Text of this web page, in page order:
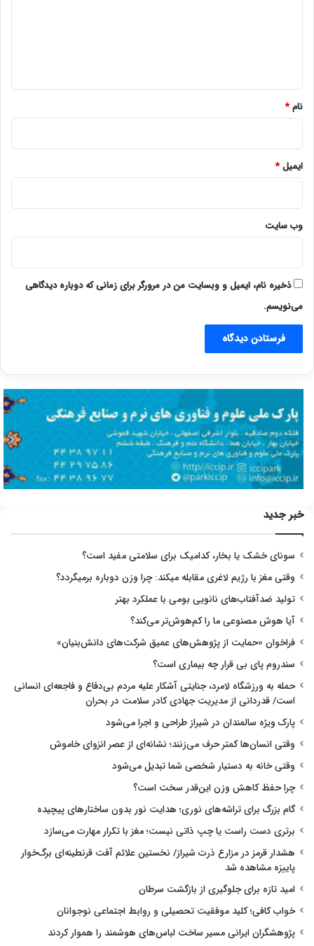
نام*
ایمیل*
وب‌ سایت
ذخیره نام، ایمیل و وبسایت من در مرورگر برای زمانی که دوباره دیدگاهی
می‌نویسم.
خبر جدید
سونای خشک یا بخار، کدامیک برای سلامتی مفید است؟
وقتی مغز با رژیم لاغری مقابله میکند: چرا وزن دوباره برمیگردد؟
تولید ضدآفتاب‌های نانویی بومی با عملکرد بهتر
آیا هوش مصنوعی ما را کم‌هوش‌تر می‌کند؟
فراخوان «حمایت از پژوهش‌های عمیق شرکت‌های دانش‌بنیان»
سندروم پای بی قرار چه بیماری است؟
حمله به ورزشگاه لامرد، جنایتی آشکار علیه مردم بی‌دفاع و فاجعه‌ای انسانی
است/ قدردانی از مدیریت جهادی کادر سلامت در بحران
پارک ویژه سالمندان در شیراز طراحی و اجرا می‌شود
وقتی انسان‌ها کمتر حرف می‌زنند؛ نشانه‌ای از عصر انزوای خاموش
وقتی خانه به دستیار شخصی شما تبدیل می‌شود
چرا حفظ کاهش وزن این‌قدر سخت است؟
گام بزرگ برای تراشه‌های نوری؛ هدایت نور بدون ساختارهای پیچیده
برتری دست راست یا چپ ذاتی نیست؛ مغز با تکرار مهارت می‌سازد
هشدار قرمز در مزارع ذرت شیراز/ نخستین علائم آفت قرنطینه‌ای برگ‌خوار
پاییزه مشاهده شد
امید تازه برای جلوگیری از بازگشت سرطان
خواب کافی؛ کلید موفقیت تحصیلی و روابط اجتماعی نوجوانان
پژوهشگران ایرانی مسیر ساخت لباس‌های هوشمند را هموار کردند